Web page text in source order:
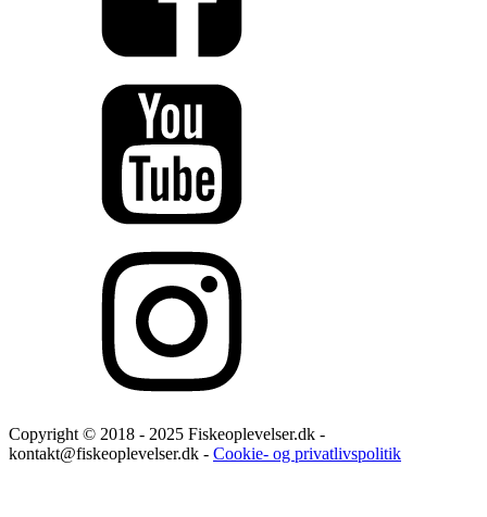
Copyright © 2018 - 2025 Fiskeoplevelser.dk -
kontakt@fiskeoplevelser.dk - Cookie- og privatlivspolitik